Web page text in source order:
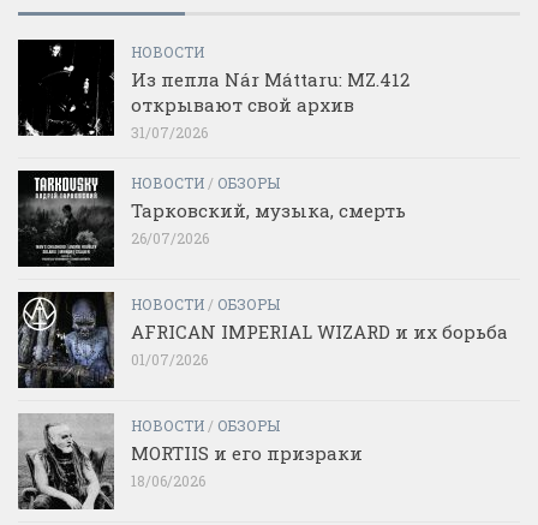
НОВОСТИ
Из пепла Nár Máttaru: MZ.412
открывают свой архив
31/07/2026
НОВОСТИ / ОБЗОРЫ
Тарковский, музыка, смерть
26/07/2026
НОВОСТИ / ОБЗОРЫ
AFRICAN IMPERIAL WIZARD и их борьба
01/07/2026
НОВОСТИ / ОБЗОРЫ
MORTIIS и его призраки
18/06/2026